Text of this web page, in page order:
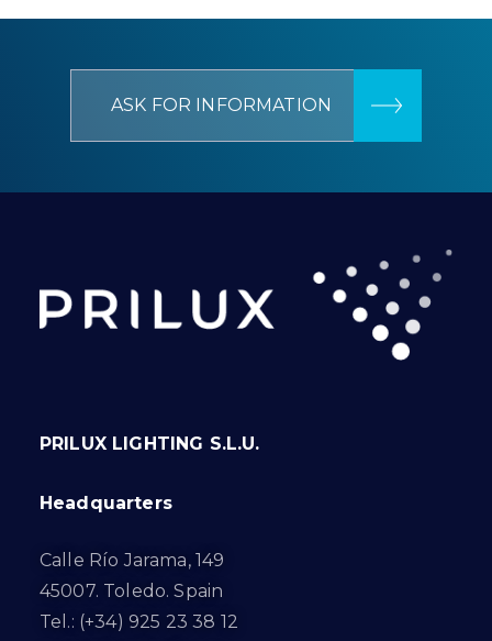
ASK FOR INFORMATION
PRILUX LIGHTING S.L.U.
Headquarters
Calle Río Jarama, 149
45007. Toledo. Spain
Tel.: (+34) 925 23 38 12